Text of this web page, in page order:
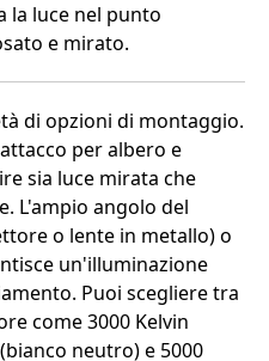
la luce nel punto
e mirato.
di opzioni di montaggio.
per albero e
sia luce mirata che
L'ampio angolo del
o lente in metallo) o
un'illuminazione
Puoi scegliere tra
come 3000 Kelvin
neutro) e 5000